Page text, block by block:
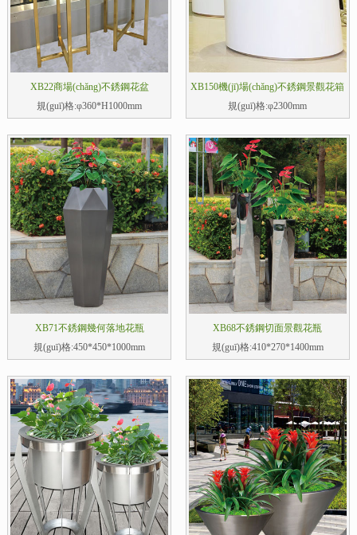
XB22商場(chǎng)不銹鋼花盆
規(guī)格:φ360*H1000mm
XB150機(jī)場(chǎng)不銹鋼景觀花箱
規(guī)格:φ2300mm
XB71不銹鋼幾何落地花瓶
規(guī)格:450*450*1000mm
XB68不銹鋼切面景觀花瓶
規(guī)格:410*270*1400mm